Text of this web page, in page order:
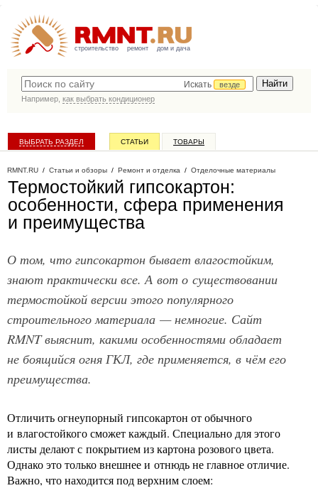
строительство ремонт дом и дача
Искать
везде
Например, как выбрать кондиционер
ВЫБРАТЬ РАЗДЕЛ СТАТЬИ ТОВАРЫ
RMNT.RU / Статьи и обзоры / Ремонт и отделка / Отделочные материалы
Термостойкий гипсокартон:
особенности, сфера применения
и преимущества
О том, что гипсокартон бывает влагостойким,
знают практически все. А вот о существовании
термостойкой версии этого популярного
строительного материала — немногие. Сайт
RMNT выяснит, какими особенностями обладает
не боящийся огня ГКЛ, где применяется, в чём его
преимущества.
Отличить огнеупорный гипсокартон от обычного
и влагостойкого сможет каждый. Специально для этого
листы делают с покрытием из картона розового цвета.
Однако это только внешнее и отнюдь не главное отличие.
Важно, что находится под верхним слоем: